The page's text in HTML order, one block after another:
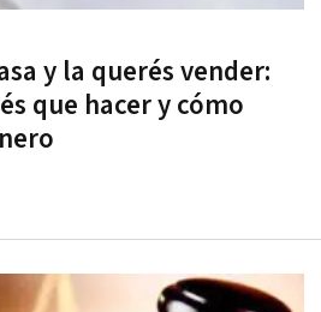
y la querés vender:
que hacer y cómo